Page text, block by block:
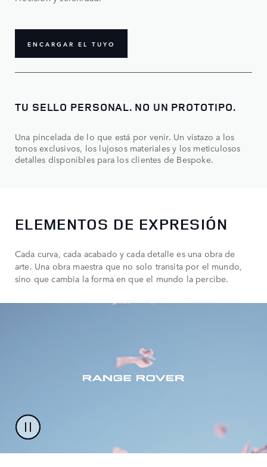
ENCARGAR EL TUYO
TU SELLO PERSONAL. NO UN PROTOTIPO.
Una pincelada de lo que está por venir. Un vistazo a los
tonos exclusivos, los lujosos materiales y los meticulosos
detalles disponibles para los clientes de Bespoke.
ELEMENTOS DE EXPRESIÓN
Cada curva, cada acabado y cada detalle es una obra de
arte. Una obra maestra que no solo transita por el mundo,
sino que cambia la forma en que el mundo la percibe.